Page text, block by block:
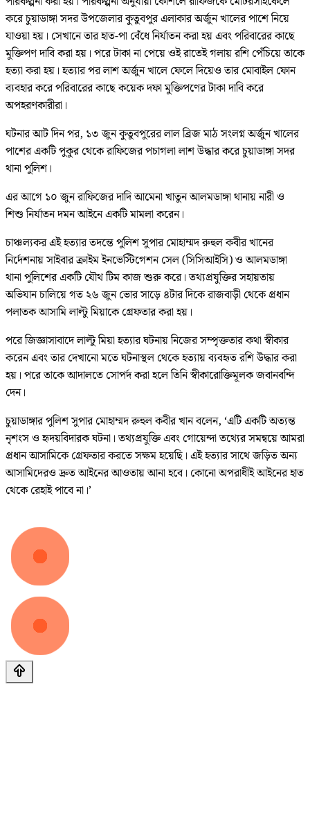
করে চুয়াডাঙ্গা সদর উপজেলার কুতুবপুর এলাকার অর্জুন খালের পাশে নিয়ে
যাওয়া হয়। সেখানে তার হাত-পা বেঁধে নির্যাতন করা হয় এবং পরিবারের কাছে
মুক্তিপণ দাবি করা হয়। পরে টাকা না পেয়ে ওই রাতেই গলায় রশি পেঁচিয়ে তাকে
হত্যা করা হয়। হত্যার পর লাশ অর্জুন খালে ফেলে দিয়েও তার মোবাইল ফোন
ব্যবহার করে পরিবারের কাছে কয়েক দফা মুক্তিপণের টাকা দাবি করে
অপহরণকারীরা।
ঘটনার আট দিন পর, ১৩ জুন কুতুবপুরের লাল ব্রিজ মাঠ সংলগ্ন অর্জুন খালের
পাশের একটি পুকুর থেকে রাফিজের পচাগলা লাশ উদ্ধার করে চুয়াডাঙ্গা সদর
থানা পুলিশ।
এর আগে ১০ জুন রাফিজের দাদি আমেনা খাতুন আলমডাঙ্গা থানায় নারী ও
শিশু নির্যাতন দমন আইনে একটি মামলা করেন।
চাঞ্চল্যকর এই হত্যার তদন্তে পুলিশ সুপার মোহাম্মদ রুহুল কবীর খানের
নির্দেশনায় সাইবার ক্রাইম ইনভেস্টিগেশন সেল (সিসিআইসি) ও আলমডাঙ্গা
থানা পুলিশের একটি যৌথ টিম কাজ শুরু করে। তথ্যপ্রযুক্তির সহায়তায়
অভিযান চালিয়ে গত ২৬ জুন ভোর সাড়ে ৪টার দিকে রাজবাড়ী থেকে প্রধান
পলাতক আসামি লাল্টু মিয়াকে গ্রেফতার করা হয়।
পরে জিজ্ঞাসাবাদে লাল্টু মিয়া হত্যার ঘটনায় নিজের সম্পৃক্ততার কথা স্বীকার
করেন এবং তার দেখানো মতে ঘটনাস্থল থেকে হত্যায় ব্যবহৃত রশি উদ্ধার করা
হয়। পরে তাকে আদালতে সোপর্দ করা হলে তিনি স্বীকারোক্তিমূলক জবানবন্দি
দেন।
চুয়াডাঙ্গার পুলিশ সুপার মোহাম্মদ রুহুল কবীর খান বলেন, ‘এটি একটি অত্যন্ত
নৃশংস ও হৃদয়বিদারক ঘটনা। তথ্যপ্রযুক্তি এবং গোয়েন্দা তথ্যের সমন্বয়ে আমরা
প্রধান আসামিকে গ্রেফতার করতে সক্ষম হয়েছি। এই হত্যার সাথে জড়িত অন্য
আসামিদেরও দ্রুত আইনের আওতায় আনা হবে। কোনো অপরাধীই আইনের হাত
থেকে রেহাই পাবে না।’